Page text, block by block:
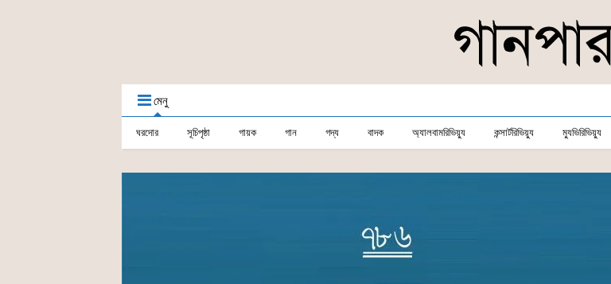
মেনু
ঘরদোর সূচিপৃষ্ঠা গায়ক গান গদ্য বাদক অ্যালবামরিভিয়্যু কন্সার্টরিভিয়্যু ম্যুভিরিভিয়্যু